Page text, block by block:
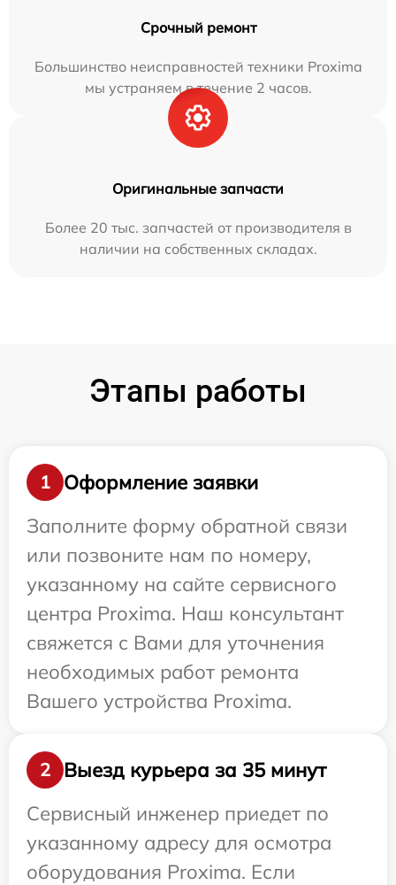
Срочный ремонт
Большинство неисправностей техники Proxima
мы устраняем в течение 2 часов.
Оригинальные запчасти
Более 20 тыс. запчастей от производителя в
наличии на собственных складах.
Этапы работы
1
Оформление заявки
Заполните форму обратной связи
или позвоните нам по номеру,
указанному на сайте сервисного
центра Proxima. Наш консультант
свяжется с Вами для уточнения
необходимых работ ремонта
Вашего устройства Proxima.
2
Выезд курьера за 35 минут
Сервисный инженер приедет по
указанному адресу для осмотра
оборудования Proxima. Если